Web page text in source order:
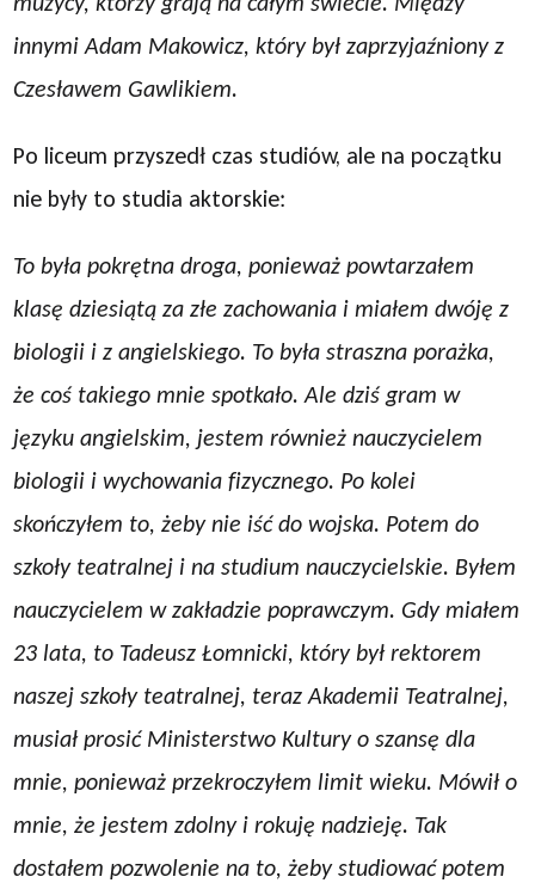
innymi Adam Makowicz, który był zaprzyjaźniony z
Czesławem Gawlikiem.
Po liceum przyszedł czas studiów, ale na początku
nie były to studia aktorskie:
To była pokrętna droga, ponieważ powtarzałem
klasę dziesiątą za złe zachowania i miałem dwóję z
biologii i z angielskiego. To była straszna porażka,
że coś takiego mnie spotkało. Ale dziś gram w
języku angielskim, jestem również nauczycielem
biologii i wychowania fizycznego. Po kolei
skończyłem to, żeby nie iść do wojska. Potem do
szkoły teatralnej i na studium nauczycielskie. Byłem
nauczycielem w zakładzie poprawczym. Gdy miałem
23 lata, to Tadeusz Łomnicki, który był rektorem
naszej szkoły teatralnej, teraz Akademii Teatralnej,
musiał prosić Ministerstwo Kultury o szansę dla
mnie, ponieważ przekroczyłem limit wieku. Mówił o
mnie, że jestem zdolny i rokuję nadzieję. Tak
dostałem pozwolenie na to, żeby studiować potem